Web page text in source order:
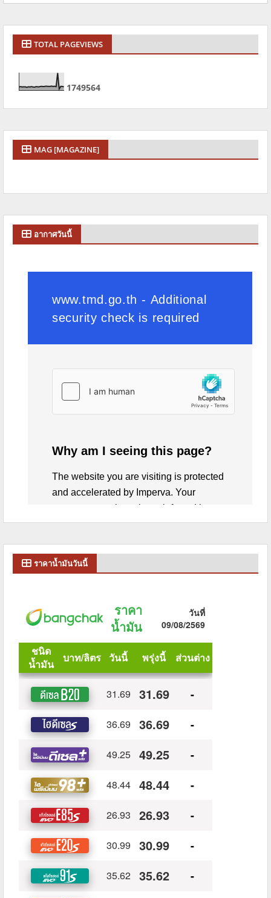
TOTAL PAGEVIEWS
1749564
MAG [MAGAZINE]
อากาศวันนี้
ราคาน้ำมันวันนี้